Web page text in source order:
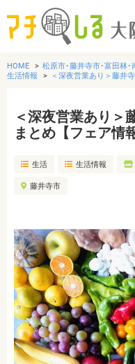
グルメ
歯医者・病院
おでかけ
生活
HOME 松原市･藤井寺市･富田林･
生活情報
＜深夜営業あり＞藤井
＜深夜営業あり＞
まとめ【フェア情
生活 生活情報
藤井寺市